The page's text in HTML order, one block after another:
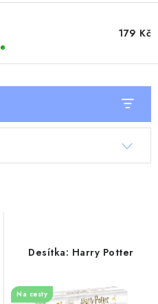
a jiné zájmové organizace
179 Kč
Desítka: Harry Potter
Na cesty